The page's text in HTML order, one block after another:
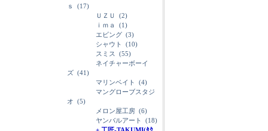
ｓ
(17)
ＵＺＵ
(2)
ｉｍａ
(1)
エビング (3)
シャウト
(10)
スミス
(55)
ネイチャーボーイ
ズ (41)
マリンベイト
(4)
マングローブスタジ
オ (5)
メロン屋工房 (6)
ヤンバルアート
(18)